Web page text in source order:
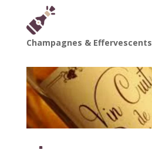
Champagnes & Effervescents